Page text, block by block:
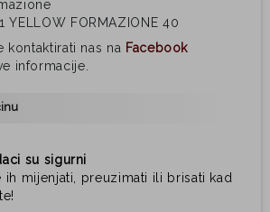
YELLOW FORMAZIONE 40
kontaktirati nas na Facebook
informacije.
su sigurni
ih mijenjati, preuzimati ili brisati kad